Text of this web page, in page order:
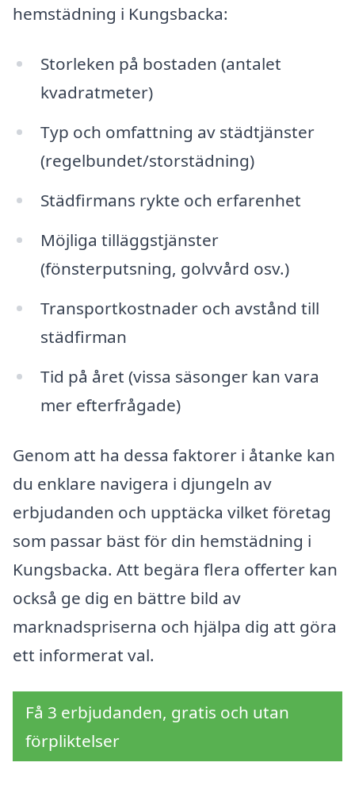
hemstädning i Kungsbacka:
Storleken på bostaden (antalet
kvadratmeter)
Typ och omfattning av städtjänster
(regelbundet/storstädning)
Städfirmans rykte och erfarenhet
Möjliga tilläggstjänster
(fönsterputsning, golvvård osv.)
Transportkostnader och avstånd till
städfirman
Tid på året (vissa säsonger kan vara
mer efterfrågade)
Genom att ha dessa faktorer i åtanke kan
du enklare navigera i djungeln av
erbjudanden och upptäcka vilket företag
som passar bäst för din hemstädning i
Kungsbacka. Att begära flera offerter kan
också ge dig en bättre bild av
marknadspriserna och hjälpa dig att göra
ett informerat val.
Få 3 erbjudanden, gratis och utan
förpliktelser